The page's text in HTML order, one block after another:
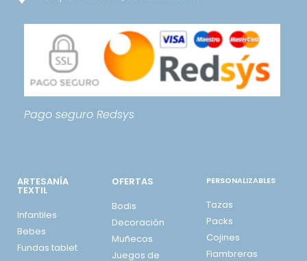
Pago seguro Redsys
ARTESANÍA
TEXTIL
Infantiles
Bebes
Fundas tablet
OFERTAS
Bodis
Decoración
Muñecos
Juegos de
PERSONALIZABLES
Tazas
Packs
Cojines
Fiambreras